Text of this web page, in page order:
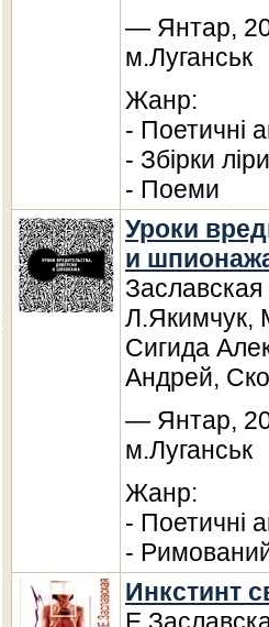
— Янтар,
м.Луганськ
Жанр:
- Поетичні
- Збірки
- Поеми
Уроки
и
Л.Якимчук,
Сигида
Андрей,
— Янтар,
м.Луганськ
Жанр:
- Поетичні
-
Инкстинт